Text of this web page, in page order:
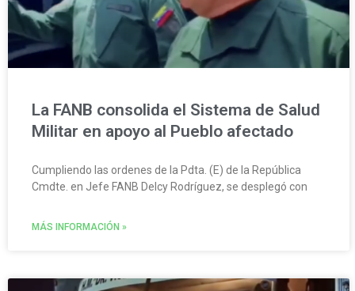
La FANB consolida el Sistema de Salud
Militar en apoyo al Pueblo afectado
Cumpliendo las ordenes de la Pdta. (E) de la República
Cmdte. en Jefe FANB Delcy Rodríguez, se desplegó con
MÁS INFORMACIÓN »